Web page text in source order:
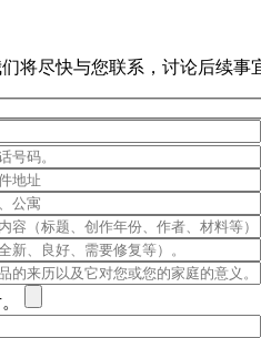
将尽快与您联系，讨论后续事